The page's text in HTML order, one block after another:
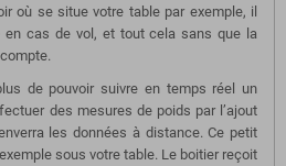
où se situe votre table par exemple, il
en cas de vol, et tout cela sans que la
de pouvoir suivre en temps réel un
des mesures de poids par l’ajout
les données à distance. Ce petit
sous votre table. Le boitier reçoit